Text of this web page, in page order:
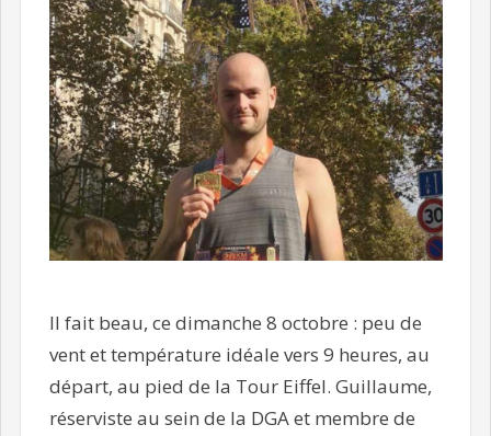
Il fait beau, ce dimanche 8 octobre : peu de
vent et température idéale vers 9 heures, au
départ, au pied de la Tour Eiffel. Guillaume,
réserviste au sein de la DGA et membre de